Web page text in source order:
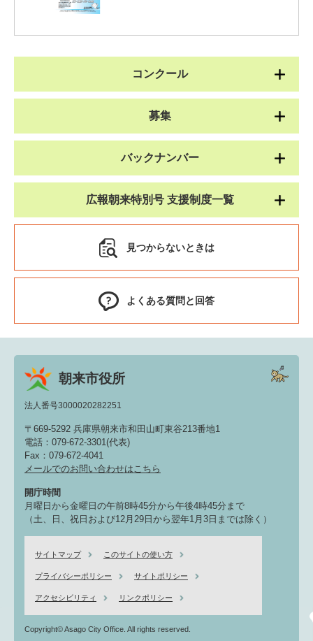
コンクール
募集
バックナンバー
広報朝来特別号 支援制度一覧
見つからないときは
よくある質問と回答
朝来市役所
法人番号3000020282251
〒669-5292 兵庫県朝来市和田山町東谷213番地1
電話：079-672-3301(代表)
Fax：079-672-4041
メールでのお問い合わせはこちら
開庁時間
月曜日から金曜日の午前8時45分から午後4時45分まで
（土、日、祝日および12月29日から翌年1月3日までは除く）
サイトマップ このサイトの使い方
プライバシーポリシー サイトポリシー
アクセシビリティ リンクポリシー
Copyright© Asago City Office. All rights reserved.